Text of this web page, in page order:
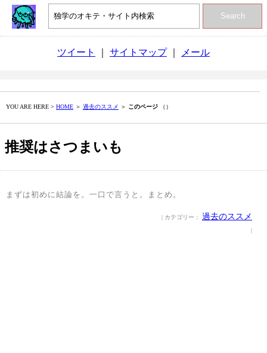
Search
ツイート サイトマップ｜ メール
YOU ARE HERE > HOME ＞ 過去のススメ ＞ このページ （）
推奨はさつまいも
まずは初めに結論を。一口で言うと。まとめ。
| カテゴリー： 過去のススメ
|